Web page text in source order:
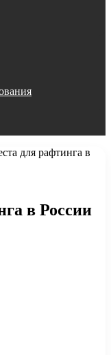
для рафтинга в
в России